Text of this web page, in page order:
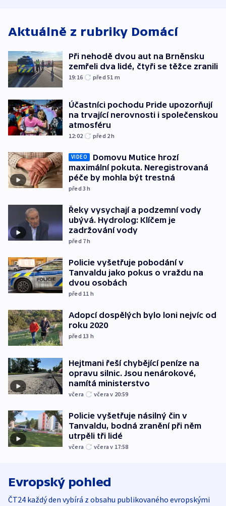
Aktuálně z rubriky Domácí
Při nehodě dvou aut na Brněnsku
zemřeli dva lidé, čtyři se těžce zranili
19:16 před 51 m
Účastníci pochodu Pride upozorňují
na trvající nerovnosti i společenskou
atmosféru
12:02 před 2h
VIDEO
Domovu Mutice hrozí
maximální pokuta. Neregistrovaná
péče by mohla být trestná
před 3h
Řeky vysychají a podzemní vody
ubývá. Hydrolog: Klíčem je
zadržování vody
před 7h
Policie vyšetřuje pobodání v
Tanvaldu jako pokus o vraždu na
dvou osobách
před 11 h
Adopcí dospělých bylo loni nejvíc od
roku 2020
před 13 h
Hejtmani řeší chybějící peníze na
opravu silnic. Jsou nenárokové,
namítá ministerstvo
včera včera v 20:59
Policie vyšetřuje násilný čin v
Tanvaldu, bodná zranění při něm
utrpěli tři lidé
včera včera v 17:58
Evropský pohled
ČT24 každý den vybírá z obsahu publikovaného evropskými